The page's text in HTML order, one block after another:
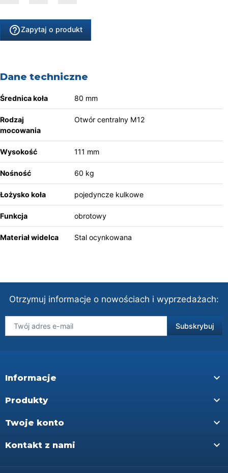
help_outlineZapytaj o produkt
Dane techniczne
Średnica koła 80 mm
Rodzaj
mocowania
Otwór centralny M12
Wysokość 111 mm
Nośność 60 kg
Łożysko koła pojedyncze kulkowe
Funkcja obrotowy
Materiał widelca Stal ocynkowana
Otrzymuj informacje o nowościach i wyprzedażach:
Informacje 
Produkty 
Twoje konto 
Kontakt z nami 